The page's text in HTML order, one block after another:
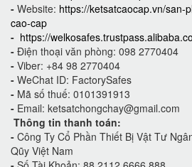
- Website: https://ketsatcaocap.vn/san-
cao-cap
- https://
- Điện thoại văn phòng: 098 2770404
- Viber: +84 98 2770404
- WeChat ID: FactorySafes
- Mã số thuế: 0101391913
- Email: ketsatchongchay@gmail.com
Thông tin thanh toán:
- Công Ty Cổ Phần Thiết Bị Vật Tư
Qũy Việt Nam